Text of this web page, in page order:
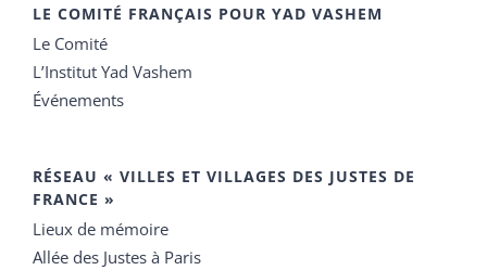
LE COMITÉ FRANÇAIS POUR YAD VASHEM
Le Comité
L’Institut Yad Vashem
Événements
RÉSEAU « VILLES ET VILLAGES DES JUSTES DE
FRANCE »
Lieux de mémoire
Allée des Justes à Paris